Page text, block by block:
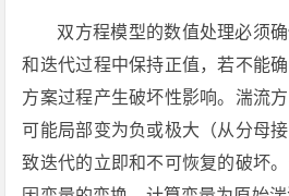
双方程模型的数值处理必须
和迭代过程中保持正值，若不能
方案过程产生破坏性影响。湍流
可能局部变为负或极大（从分母
致迭代的立即和不可恢复的破坏